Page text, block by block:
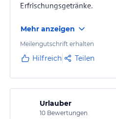
Erfrischungsgetränke.
Mehr anzeigen
Meilengutschrift erhalten
Hilfreich Teilen
Urlauber
10 Bewertungen